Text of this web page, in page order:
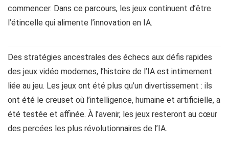
commencer. Dans ce parcours, les jeux continuent d’être
l’étincelle qui alimente l’innovation en IA.
Des stratégies ancestrales des échecs aux défis rapides
des jeux vidéo modernes, l’histoire de l’IA est intimement
liée au jeu. Les jeux ont été plus qu’un divertissement : ils
ont été le creuset où l’intelligence, humaine et artificielle, a
été testée et affinée. À l’avenir, les jeux resteront au cœur
des percées les plus révolutionnaires de l’IA.